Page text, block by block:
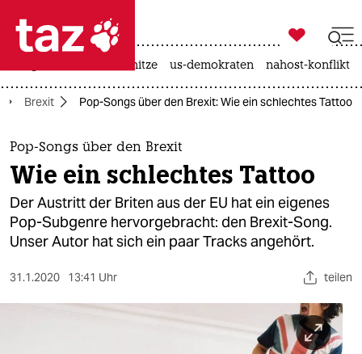
 taz zahl ich
taz zahl ich
themen
politik
öko

taz zahl ich
hitze us-demokraten nahost-konflikt
Brexit Pop-Songs über den Brexit: Wie ein schlechtes Tattoo
Pop-Songs über den Brexit
Wie ein schlechtes Tattoo
Der Austritt der Briten aus der EU hat ein eigenes
Pop-Subgenre hervorgebracht: den Brexit-Song.
Unser Autor hat sich ein paar Tracks angehört.
31.1.2020 13:41 Uhr teilen